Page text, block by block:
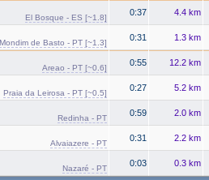
El Bosque - ES [~1.8]
0:37 4.4 km
Mondim de Basto - PT [~1.3]
0:31 1.3 km
Areao - PT [~0.6]
0:55 12.2 km
Praia da Leirosa - PT [~0.5]
0:27 5.2 km
Redinha - PT
0:59 2.0 km
Alvaiazere - PT
0:31 2.2 km
Nazaré - PT
0:03 0.3 km